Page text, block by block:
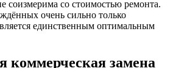
соизмерима со стоимостью ремонта.
очень сильно только
единственным оптимальным
коммерческая замена